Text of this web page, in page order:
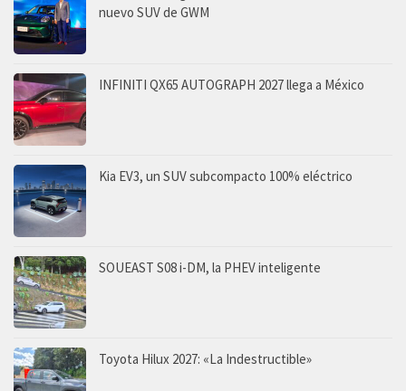
nuevo SUV de GWM
INFINITI QX65 AUTOGRAPH 2027 llega a México
Kia EV3, un SUV subcompacto 100% eléctrico
SOUEAST S08 i-DM, la PHEV inteligente
Toyota Hilux 2027: «La Indestructible»